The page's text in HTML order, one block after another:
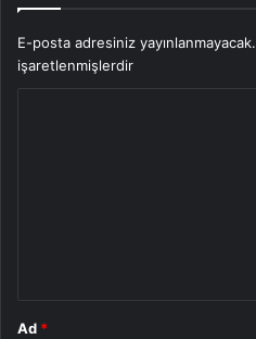
E-posta adresiniz yayınlanmayacak.
işaretlenmişlerdir
Ad *